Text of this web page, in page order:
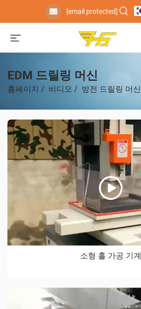
[email protected]
EDM 드릴링 머신
홈페이지 / 비디오 / 방전 드릴링 머신
소형 홀 가공 기계